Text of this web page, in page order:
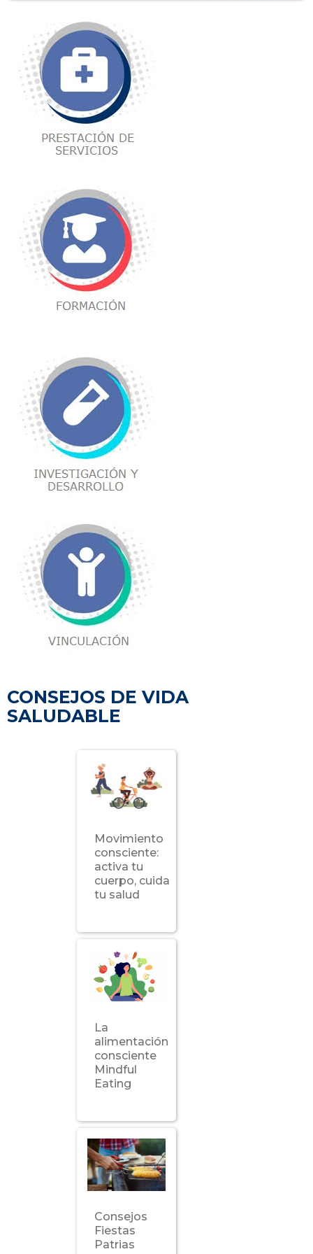
CONSEJOS DE VIDA
SALUDABLE
Movimiento
consciente:
activa tu
cuerpo, cuida
tu salud
La
alimentación
consciente
Mindful
Eating
Consejos
Fiestas
Patrias